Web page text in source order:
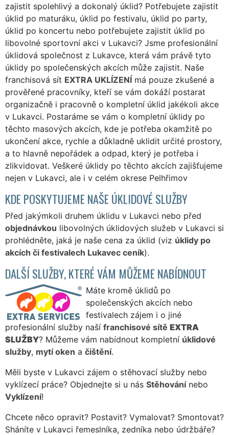
zajistit spolehlivý a dokonalý úklid? Potřebujete zajistit
úklid po maturáku, úklid po festivalu, úklid po party,
úklid po koncertu nebo potřebujete zajistit úklid po
libovolné sportovní akci v Lukavci? Jsme profesionální
úklidová společnost z Lukavce, která vám právě tyto
úklidy po společenských akcích může zajistit. Naše
franchisová sít EXTRA UKLÍZENÍ má pouze zkušené a
prověřené pracovníky, kteří se vám dokáží postarat
organizačně i pracovně o kompletní úklid jakékoli akce
v Lukavci. Postaráme se vám o kompletní úklidy po
těchto masových akcích, kde je potřeba okamžitě po
ukončení akce, rychle a důkladně uklidit určité prostory,
a to hlavně nepořádek a odpad, který je potřeba i
zlikvidovat. Veškeré úklidy po těchto akcích zajišťujeme
nejen v Lukavci, ale i v celém okrese Pelhřimov
KDE POSKYTUJEME NAŠE ÚKLIDOVÉ SLUŽBY
Před jakýmkoli druhem úklidu v Lukavci nebo před
objednávkou libovolných úklidových služeb v Lukavci si
prohlédněte, jaká je naše cena za úklid (viz úklidy po
akcích či festivalech Lukavec ceník).
DALŠÍ SLUŽBY, KTERÉ VÁM MŮŽEME NABÍDNOUT
Máte kromě úklidů po
společenských akcích nebo
festivalech zájem i o jiné
profesionální služby naší franchisové sítě EXTRA
SLUŽBY? Můžeme vám nabídnout kompletní úklidové
služby, mytí oken a čištění.
Měli byste v Lukavci zájem o stěhovací služby nebo
vyklízecí práce? Objednejte si u nás Stěhovánínebo
Vyklízení!
Chcete něco opravit? Postavit? Vymalovat? Smontovat?
Sháníte v Lukavci řemeslníka, zedníka nebo údržbáře?